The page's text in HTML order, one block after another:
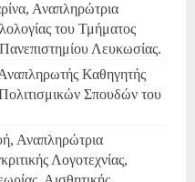
Αναπληρώτρια
του Τμήματος
Λευκωσίας.
Καθηγητής
Πολιτισμικών Σπουδών του
Αναπληρώτρια
Λογοτεχνίας,